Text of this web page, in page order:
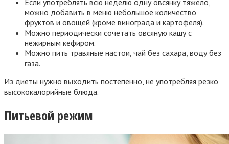
Если употреблять всю неделю одну овсянку тяжело,
можно добавить в меню небольшое количество
фруктов и овощей (кроме винограда и картофеля).
Можно периодически сочетать овсяную кашу с
нежирным кефиром.
Можно пить травяные настои, чай без сахара, воду без
газа.
Из диеты нужно выходить постепенно, не употребляя резко
высококалорийные блюда.
Питьевой режим